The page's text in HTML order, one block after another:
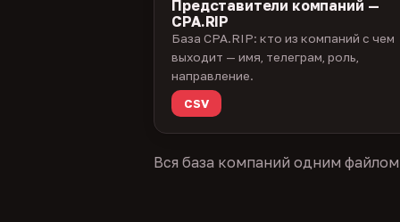
Представители компаний —
CPA.RIP
База CPA.RIP: кто из компаний с чем
выходит — имя, телеграм, роль,
направление.
CSV
Вся база компаний одним